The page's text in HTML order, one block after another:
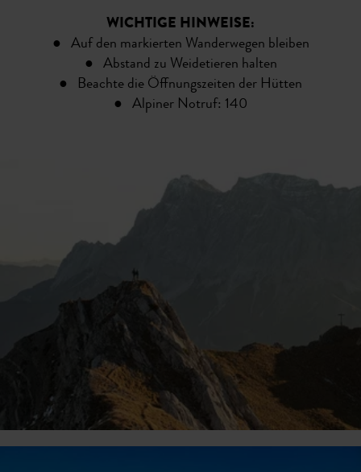
WICHTIGE HINWEISE:
● Auf den markierten Wanderwegen bleiben
● Abstand zu Weidetieren halten
● Beachte die Öffnungszeiten der Hütten
● Alpiner Notruf: 140